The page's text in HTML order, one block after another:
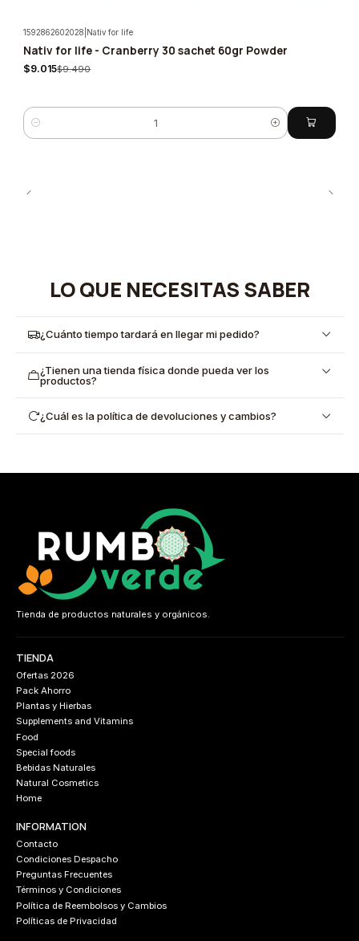
-5%
1592862602028 Nativ for life
Nativ for life - Cranberry 30 sachet 60gr Powder
$9.015$9.490
Quantity
LO QUE NECESITAS SABER
¿Cuánto tiempo tardará en llegar mi pedido?
¿Tienen una tienda física donde pueda ver los
productos?
¿Cuál es la política de devoluciones y cambios?
Tienda de productos naturales y orgánicos.
TIENDA
Ofertas 2026
Pack Ahorro
Plantas y Hierbas
Supplements and Vitamins
Food
Special foods
Bebidas Naturales
Natural Cosmetics
Home
INFORMATION
Contacto
Condiciones Despacho
Preguntas Frecuentes
Términos y Condiciones
Política de Reembolsos y Cambios
Políticas de Privacidad